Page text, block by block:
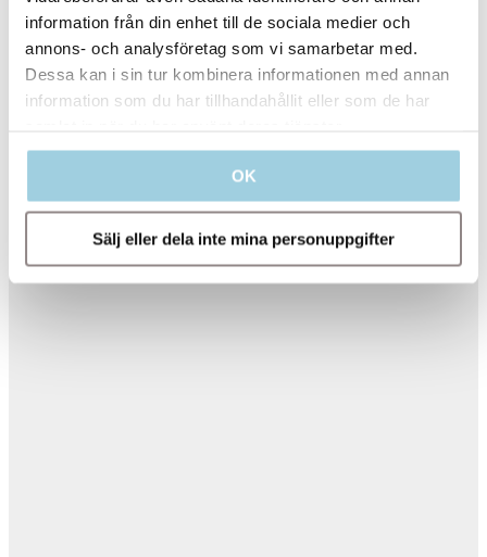
information från din enhet till de sociala medier och
annons- och analysföretag som vi samarbetar med.
Dessa kan i sin tur kombinera informationen med annan
information som du har tillhandahållit eller som de har
OK
Sälj eller dela inte mina personuppgifter